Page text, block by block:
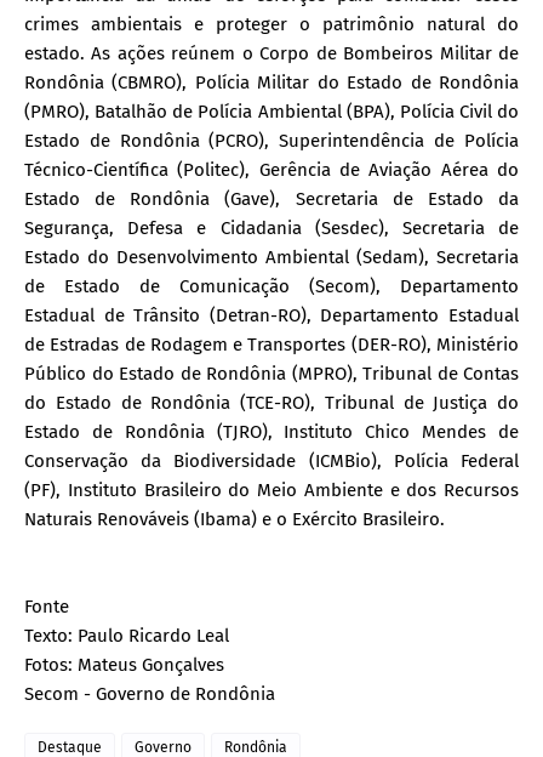
crimes ambientais e proteger o patrimônio natural do
estado. As ações reúnem o Corpo de Bombeiros Militar de
Rondônia (CBMRO), Polícia Militar do Estado de Rondônia
(PMRO), Batalhão de Polícia Ambiental (BPA), Polícia Civil do
Estado de Rondônia (PCRO), Superintendência de Polícia
Técnico-Científica (Politec), Gerência de Aviação Aérea do
Estado de Rondônia (Gave), Secretaria de Estado da
Segurança, Defesa e Cidadania (Sesdec), Secretaria de
Estado do Desenvolvimento Ambiental (Sedam), Secretaria
de Estado de Comunicação (Secom), Departamento
Estadual de Trânsito (Detran-RO), Departamento Estadual
de Estradas de Rodagem e Transportes (DER-RO), Ministério
Público do Estado de Rondônia (MPRO), Tribunal de Contas
do Estado de Rondônia (TCE-RO), Tribunal de Justiça do
Estado de Rondônia (TJRO), Instituto Chico Mendes de
Conservação da Biodiversidade (ICMBio), Polícia Federal
(PF), Instituto Brasileiro do Meio Ambiente e dos Recursos
Naturais Renováveis (Ibama) e o Exército Brasileiro.
Fonte
Texto: Paulo Ricardo Leal
Fotos: Mateus Gonçalves
Secom - Governo de Rondônia
Destaque Governo Rondônia